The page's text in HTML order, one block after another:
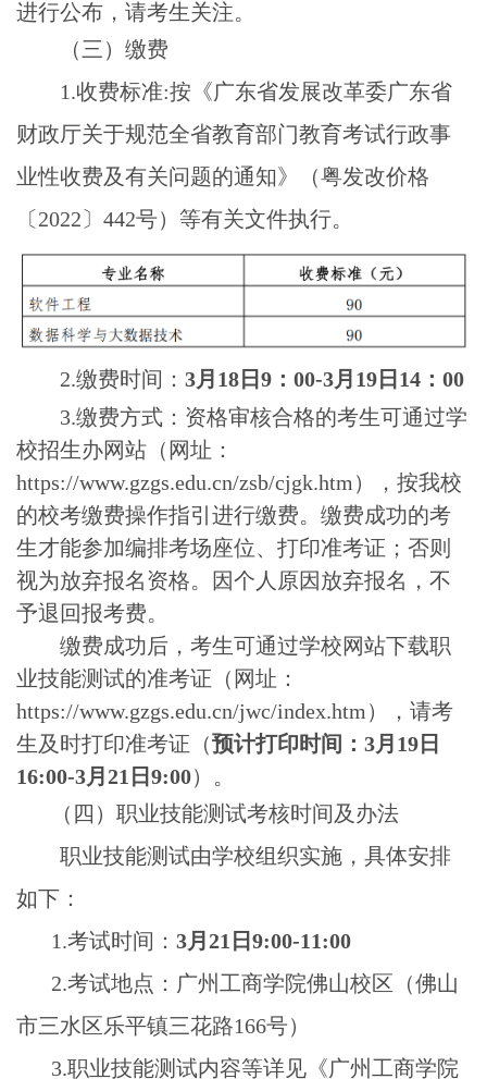
进行公布，请考生关注。
（三）缴费
1.收费标准:按《广东省发展改革委广东省
财政厅关于规范全省教育部门教育考试行政事
业性收费及有关问题的通知》（粤发改价格
〔 2022 〕 442号）等有关文件执行。
2.缴费时间： 3月 18 日 9 ： 00-3月 19 日 14 ： 00
3.缴费方式：资格审核合格的考生可通过学
校招生办网站（网址：
https://www.gzgs.edu.cn/zsb/cjgk.htm ），按我校
的校考缴费操作指引进行缴费。缴费成功的考
生才能参加编排考场座位、打印准考证；否则
视为放弃报名资格。因个人原因放弃报名，不
予退回报考费。
缴费成功后，考生可通过学校网站下载职
业技能测试的准考证（网址：
https://www.gzgs.edu.cn/jwc/index.htm ），请考
生及时打印准考证（预计打印时间： 3月 19 日
16:00-3月 21 日 9:00）。
（四）职业技能测试考核时间及办法
职业技能测试由学校组织实施，具体安排
如下：
1.考试时间： 3月 21 日 9:00-11:00
2.考试地点：广州工商学院佛山校区（佛山
市三水区乐平镇三花路166号）
3.职业技能测试内容等详见《广州工商学院